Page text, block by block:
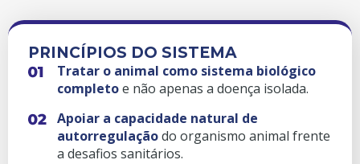
PRINCÍPIOS DO SISTEMA
Tratar o animal como sistema biológico
completoe não apenas a doença isolada.
Apoiar a capacidade natural de
autorregulaçãodo organismo animal frente
a desafios sanitários.